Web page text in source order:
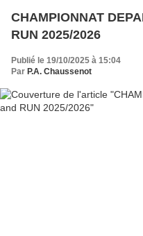
CHAMPIONNAT
RUN 2025/2026
Publié le 19/10/2025 à 15:04
Par P.A. Chaussenot